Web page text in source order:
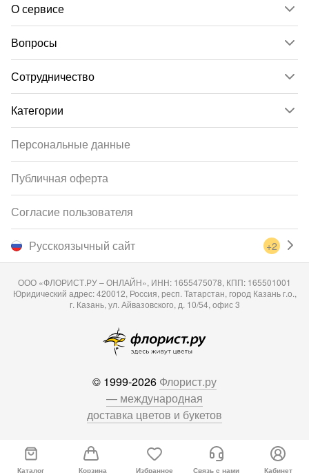
О сервисе
Вопросы
Сотрудничество
Категории
Русскоязычный сайт +2
Персональные данные
Публичная оферта
Согласие пользователя
ООО «ФЛОРИСТ.РУ – ОНЛАЙН», ИНН: 1655475078, КПП: 165501001
Юридический адрес: 420012, Россия, респ. Татарстан, город Казань г.о.,
г. Казань, ул. Айвазовского, д. 10/54, офис 3
© 1999-2026 Флорист.ру
— международная
доставка цветов и букетов
Каталог Корзина Избранное Связь с нами Кабинет